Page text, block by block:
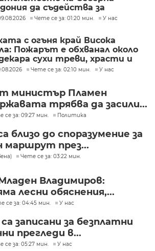
да съдейства за
на Ива Михайлова
Чете се за: 01:20 мин. У нас
с огъня край Висока
Пожарът е обхванал около
сухи треви, храсти и
гораЧете се за: 02:10 мин. У нас
министър Пламен
трябва да засили...
се за: 09:27 мин. Политика
близо до споразумение за
маршрут през...
Чете се за: 03:22 мин.
Владимиров:
лесни обяснения,...
се за: 04:45 мин. У нас
записани за безплатни
прегледи в...
се за: 05:27 мин. У нас